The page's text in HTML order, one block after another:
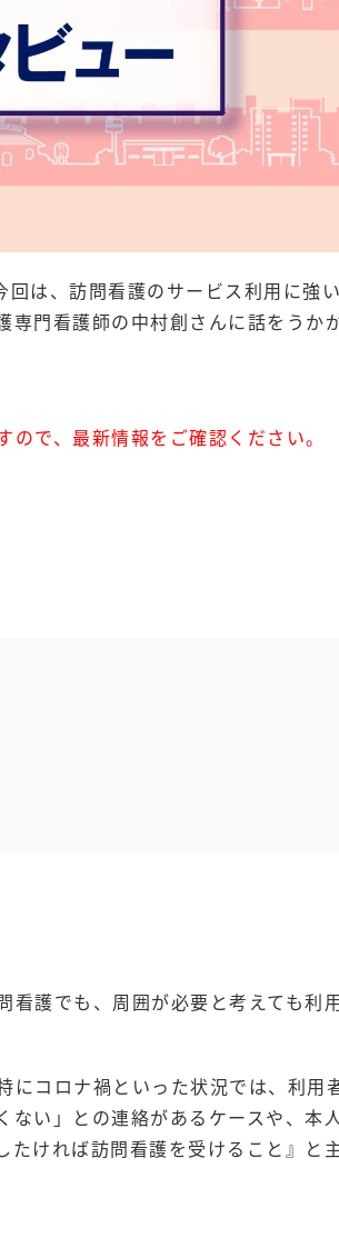
は、訪問看護のサービス利用に強
門看護師の中村創さんに話をうか
で、最新情報をご確認ください。
護でも、周囲が必要と考えても利
にコロナ禍といった状況では、利用
い」との連絡があるケースや、本
ければ訪問看護を受けること』と